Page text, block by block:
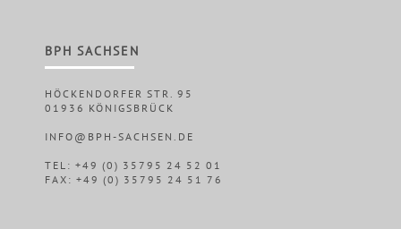
BPH SACHSEN
HÖCKENDORFER STR. 95
01936 KÖNIGSBRÜCK
INFO@BPH-SACHSEN.DE
TEL: +49 (0) 35795 24 52 01
FAX: +49 (0) 35795 24 51 76